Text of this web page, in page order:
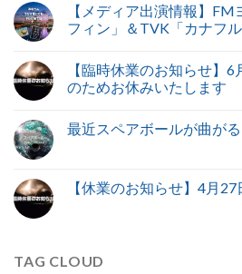
【メディア出演情報】
フィン」＆TVK「カナフ
【臨時休業のお知らせ】
のためお休みいたします
最近スペアボールが曲が
【休業のお知らせ】4月
TAG CLOUD